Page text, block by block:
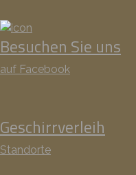
Besuchen Sie uns
auf Facebook
Geschirrverleih
Standorte